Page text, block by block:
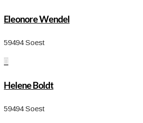
Eleonore Wendel
59494 Soest

Helene Boldt
59494 Soest